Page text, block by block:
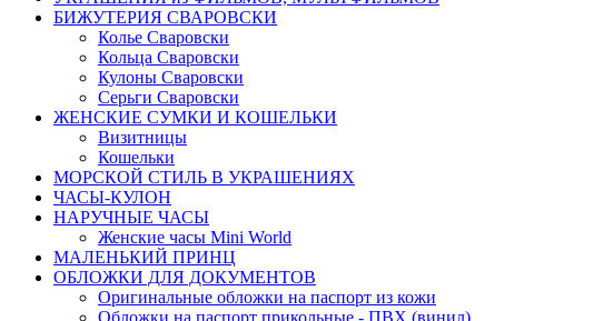
БИЖУТЕРИЯ СВАРОВСКИ
Колье Сваровски
Кольца Сваровски
Кулоны Сваровски
Серьги Сваровски
ЖЕНСКИЕ СУМКИ И КОШЕЛЬКИ
Визитницы
Кошельки
МОРСКОЙ СТИЛЬ В УКРАШЕНИЯХ
ЧАСЫ-КУЛОН
НАРУЧНЫЕ ЧАСЫ
Женские часы Mini World
МАЛЕНЬКИЙ ПРИНЦ
ОБЛОЖКИ ДЛЯ ДОКУМЕНТОВ
Оригинальные обложки на паспорт из кожи
Обложки на паспорт прикольные - ПВХ (винил)